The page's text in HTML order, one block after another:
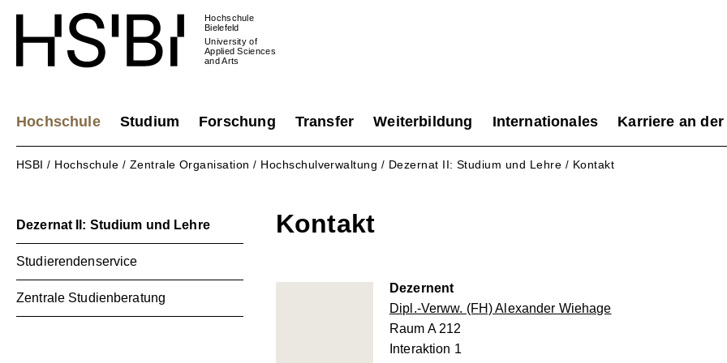
Hochschule
Bielefeld
University of
Applied Sciences
and Arts
Hochschule Studium Forschung Transfer Weiterbildung Internationales Karriere an der
HSBI / Hochschule / Zentrale Organisation / Hochschulverwaltung / Dezernat II: Studium und Lehre / Kontakt
Kontakt
Dezernent
Dipl.-Verww. (FH) Alexander Wiehage
Raum A 212
Interaktion 1
Dezernat II: Studium und Lehre
Studierendenservice
Zentrale Studienberatung